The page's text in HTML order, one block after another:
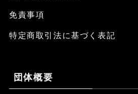
免責事項
特定商取引法に基づく表記
団体概要